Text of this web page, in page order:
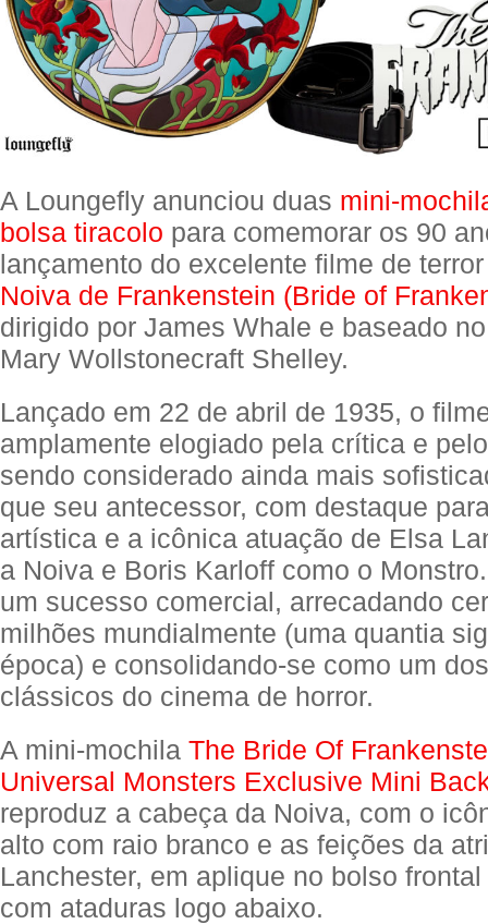
A Loungefly anunciou duas mini-
bolsa tiracolo para comemorar os 90
lançamento do excelente filme de
Noiva de Frankenstein (Bride of
dirigido por James Whale e baseado
Mary Wollstonecraft Shelley.
Lançado em 22 de abril de 1935, o
amplamente elogiado pela crítica e
sendo considerado ainda mais
que seu antecessor, com destaque
artística e a icônica atuação de Elsa
a Noiva e Boris Karloff como o
um sucesso comercial, arrecadando
milhões mundialmente (uma quantia
época) e consolidando-se como um
clássicos do cinema de horror.
A mini-mochila The Bride Of
Universal Monsters Exclusive Mini
reproduz a cabeça da Noiva, com o
alto com raio branco e as feições da
Lanchester, em aplique no bolso
com ataduras logo abaixo.